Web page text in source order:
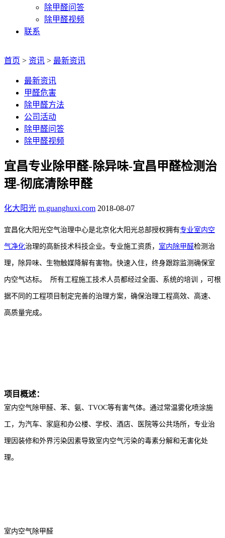
除甲醛问答
除甲醛视频
联系
首页 > 资讯 > 最新资讯
最新资讯
甲醛危害
除甲醛方法
公司活动
除甲醛问答
除甲醛视频
宜昌专业除甲醛-除异味-宜昌甲醛检测治
理-彻底清除甲醛
化大阳光 m.guanghuxi.com 2018-08-07
宜昌化大阳光空气治理中心是北京化大阳光总部授权拥有专业室内空
气净化治理的高新技术科技企业。专业施工资质， 室内除甲醛检测治
理，除异味、生物触媒降解有害物。快速入住，终身跟踪监测确保室
内空气达标。 所有工程施工技术人员都经过全面、系统的培训 ，可根
据不同的工程项目制定完善的治理方案，确保治理工程高效、高速、
高质量完成。
项目概述：
室内空气除甲醛、苯、氨、TVOC等有害气体。通过常温雾化喷涂施
工，为汽车、家庭和办公楼、学校、酒店、医院等公共场所，专业治
理因装修和外界污染因素导致室内空气污染的毒素分解和无害化处
理。
室内空气除甲醛